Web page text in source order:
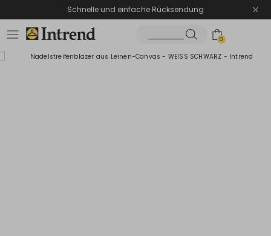
Schnelle und einfache Rücksendung
0